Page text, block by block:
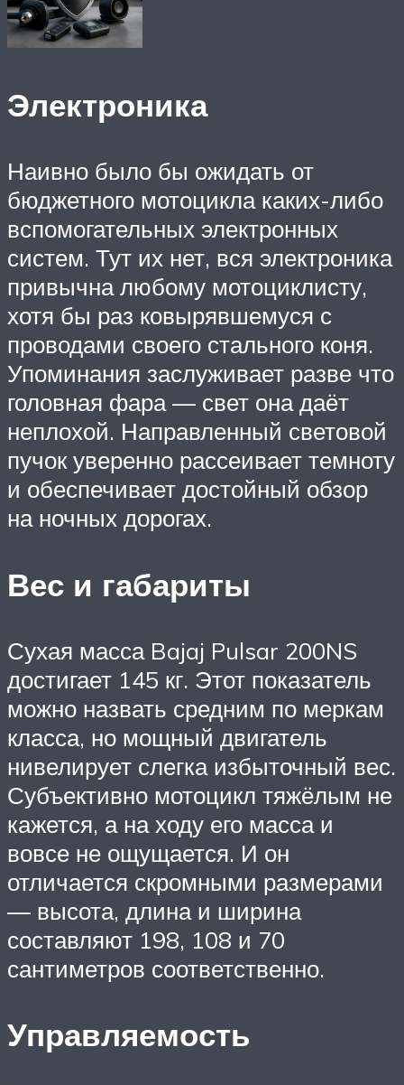
Электроника
Наивно было бы ожидать от
бюджетного мотоцикла каких-либо
вспомогательных электронных
систем. Тут их нет, вся электроника
привычна любому мотоциклисту,
хотя бы раз ковырявшемуся с
проводами своего стального коня.
Упоминания заслуживает разве что
головная фара — свет она даёт
неплохой. Направленный световой
пучок уверенно рассеивает темноту
и обеспечивает достойный обзор
на ночных дорогах.
Вес и габариты
Сухая масса Bajaj Pulsar 200NS
достигает 145 кг. Этот показатель
можно назвать средним по меркам
класса, но мощный двигатель
нивелирует слегка избыточный вес.
Субъективно мотоцикл тяжёлым не
кажется, а на ходу его масса и
вовсе не ощущается. И он
отличается скромными размерами
— высота, длина и ширина
составляют 198, 108 и 70
сантиметров соответственно.
Управляемость